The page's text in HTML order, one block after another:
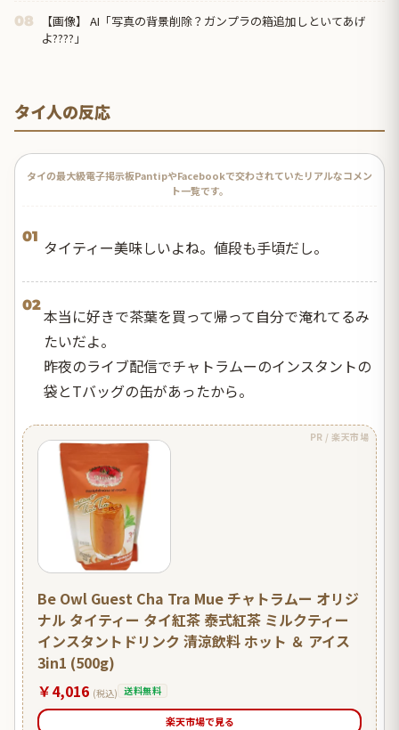
08
【画像】 AI「写真の背景削除？ガンプラの箱追加しといてあげ
よ????」
タイ人の反応
タイの最大級電子掲示板PantipやFacebookで交わされていたリアルなコメン
ト一覧です。
01
タイティー美味しいよね。値段も手頃だし。
02
本当に好きで茶葉を買って帰って自分で淹れてるみ
たいだよ。
昨夜のライブ配信でチャトラムーのインスタントの
袋とTバッグの缶があったから。
PR / 楽天市場
Be Owl Guest Cha Tra Mue チャトラムー オリジ
ナル タイティー タイ紅茶 泰式紅茶 ミルクティー
インスタントドリンク 清涼飲料 ホット ＆ アイス
3in1 (500g)
￥4,016 (税込) 送料無料
楽天市場で見る